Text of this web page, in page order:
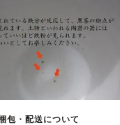
包・配送について